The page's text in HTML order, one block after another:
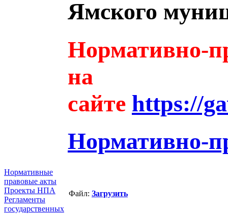
Нормативные
правовые акты
Проекты НПА
Регламенты
государственных
Ямского
Нормативно-
на
сайте https://
Нормативно-
Файл: Загрузить